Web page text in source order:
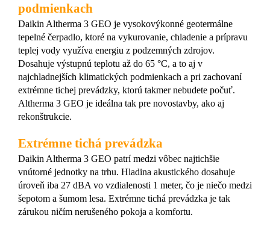
podmienkach
Daikin Altherma 3 GEO je vysokovýkonné geotermálne
tepelné čerpadlo, ktoré na vykurovanie, chladenie a prípravu
teplej vody využíva energiu z podzemných zdrojov.
Dosahuje výstupnú teplotu až do 65 °C, a to aj v
najchladnejších klimatických podmienkach a pri zachovaní
extrémne tichej prevádzky, ktorú takmer nebudete počuť.
Altherma 3 GEO je ideálna tak pre novostavby, ako aj
rekonštrukcie.
Extrémne tichá prevádzka
Daikin Altherma 3 GEO patrí medzi vôbec najtichšie
vnútorné jednotky na trhu. Hladina akustického dosahuje
úroveň iba 27 dBA vo vzdialenosti 1 meter, čo je niečo medzi
šepotom a šumom lesa. Extrémne tichá prevádzka je tak
zárukou ničím nerušeného pokoja a komfortu.